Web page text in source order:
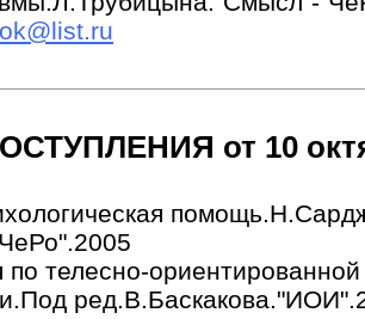
от 10
по телесно-ориентированной